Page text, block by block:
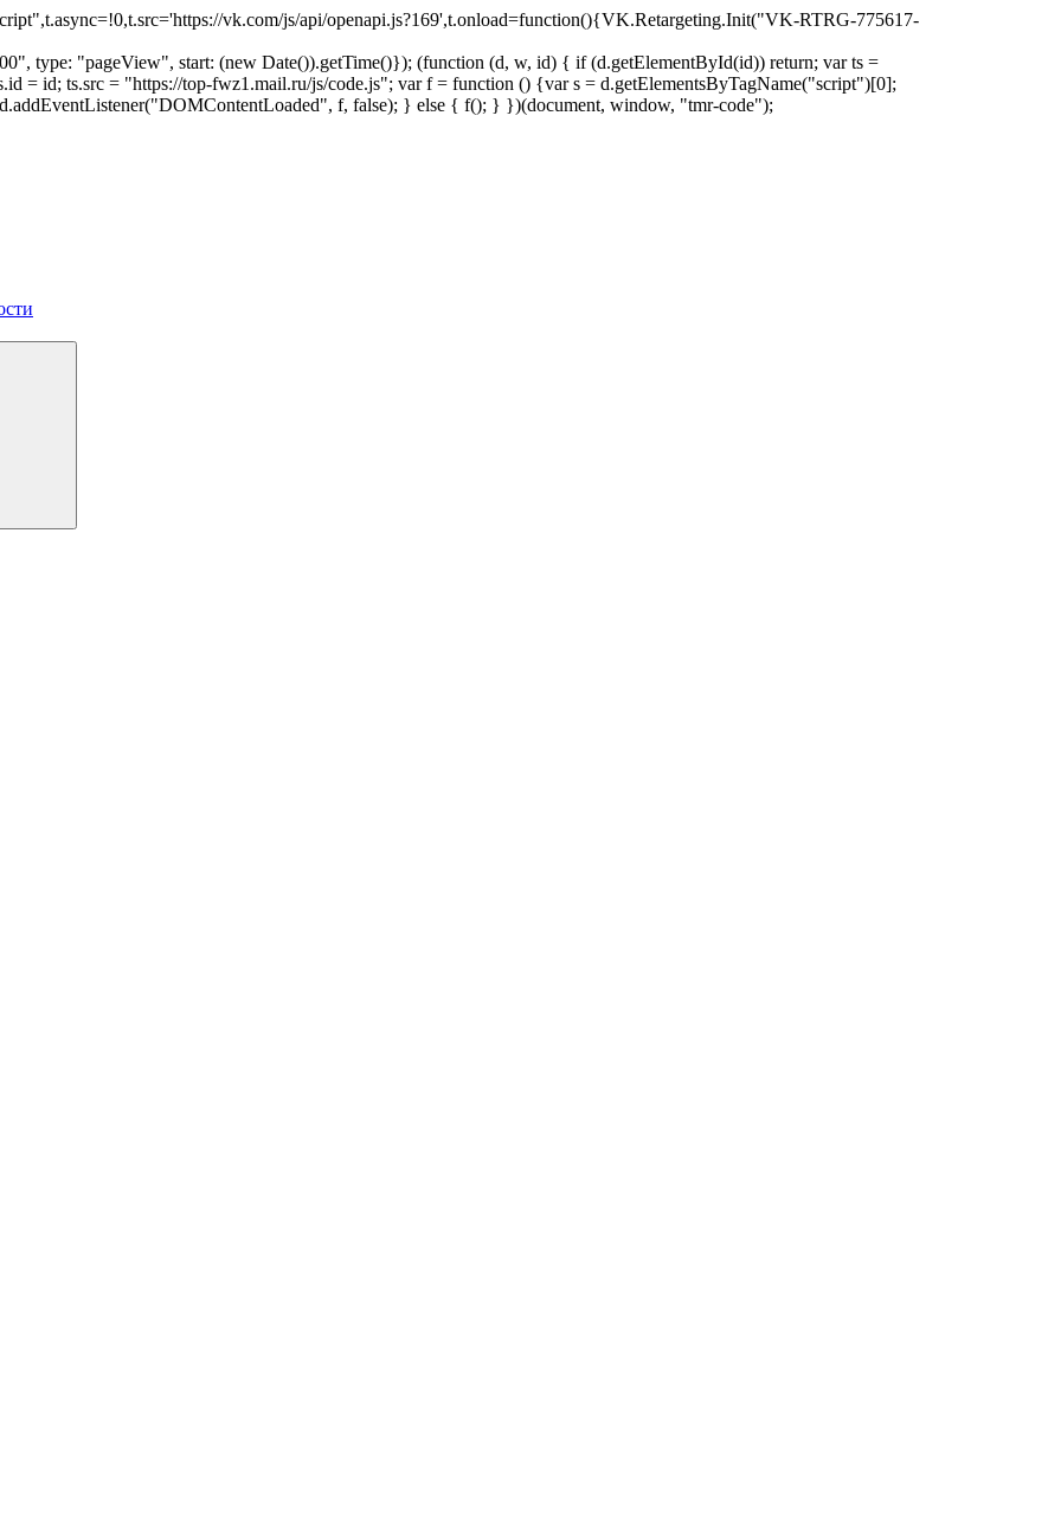
vk.com/js/api/openapi.js?169',t.onload=function(){VK.Retargeting.Init("VK-RTRG-775617-
type: "pageView", start: (new Date()).getTime()}); (function (d, w, id) { if (d.getElementById(id)) return; var ts =
= id; ts.src = "https://top-fwz1.mail.ru/js/code.js"; var f = function () {var s = d.getElementsByTagName("script")[0];
f, false); } else { f(); } })(document, window, "tmr-code");